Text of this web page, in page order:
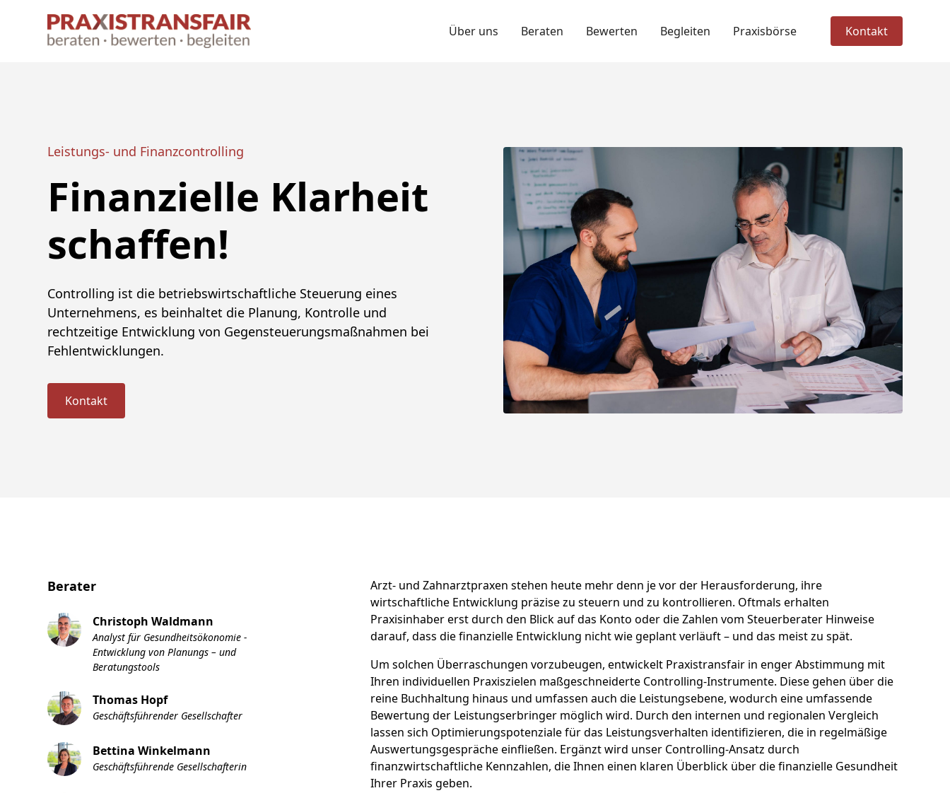
Über uns Beraten Bewerten Begleiten Praxisbörse Kontakt
Leistungs- und Finanzcontrolling
Finanzielle Klarheit
schaffen!
Controlling ist die betriebswirtschaftliche Steuerung eines
Unternehmens, es beinhaltet die Planung, Kontrolle und
rechtzeitige Entwicklung von Gegensteuerungsmaßnahmen bei
Fehlentwicklungen.
Kontakt
Berater
Christoph Waldmann
Analyst für Gesundheitsökonomie -
Entwicklung von Planungs – und
Beratungstools
Thomas Hopf
Geschäftsführender Gesellschafter
Bettina Winkelmann
Geschäftsführende Gesellschafterin
Arzt- und Zahnarztpraxen stehen heute mehr denn je vor der Herausforderung, ihre
wirtschaftliche Entwicklung präzise zu steuern und zu kontrollieren. Oftmals erhalten
Praxisinhaber erst durch den Blick auf das Konto oder die Zahlen vom Steuerberater Hinweise
darauf, dass die finanzielle Entwicklung nicht wie geplant verläuft – und das meist zu spät.
Um solchen Überraschungen vorzubeugen, entwickelt Praxistransfair in enger Abstimmung mit
Ihren individuellen Praxiszielen maßgeschneiderte Controlling-Instrumente. Diese gehen über die
reine Buchhaltung hinaus und umfassen auch die Leistungsebene, wodurch eine umfassende
Bewertung der Leistungserbringer möglich wird. Durch den internen und regionalen Vergleich
lassen sich Optimierungspotenziale für das Leistungsverhalten identifizieren, die in regelmäßige
Auswertungsgespräche einfließen. Ergänzt wird unser Controlling-Ansatz durch
finanzwirtschaftliche Kennzahlen, die Ihnen einen klaren Überblick über die finanzielle Gesundheit
Ihrer Praxis geben.